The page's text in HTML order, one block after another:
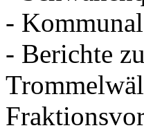
-
- Berichte